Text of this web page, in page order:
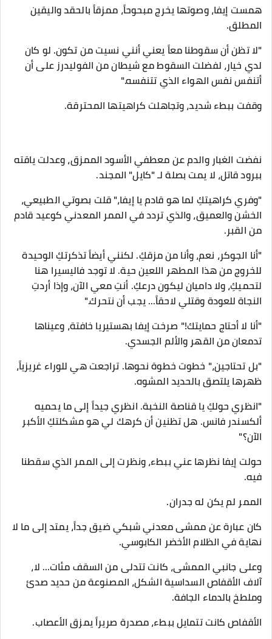
همست إيفا، وصوتها يخرج مبحوحاً، ممزقاً بالحقد واليقين
المطلق.
"لا تظن أن سقوطنا معاً يعني أنني نسيت من تكون. لو كان
لدي خيار، لفضلت السقوط مع شيطان من الفوليدرز على أن
أتنفس نفس الهواء الذي تتنفسه."
​وقفت ببطء شديد، وتجاهلت كراهيتها المحترقة.
نفضت الغبار والدم عن معطفي الأسود الممزق، وعدلت ياقته
ببرود قاتل، لا يمت بصلة لـ "كايل" المجند.
​"وفري كراهيتكِ لما هو قادم يا إيفا،" قلت بصوتي الطبيعي،
الخشن والعميق، والذي تردد في الممر المعدني كوعيد قادم
من القبر.
"أنا الجوكر، نعم، وأنا من مزقكِ. لكنني أيضاً تذكرتكِ الوحيدة
للخروج من هذا المطهر اللعين حية. لا توجد فاليسيرا هنا
لتحميكِ، ولا داميان ليكون درعكِ. أنتِ معي الآن، وإذا أردتِ
النجاة للعودة وقتلي لاحقاً... يجب أن نتحرك."
​"أنا لا أحتاج حمايتك!" صرخت إيفا بهستيريا خافتة، وعيناها
تدمعان من القهر والألم الجسدي.
​"بل تحتاجين،" خطوت خطوة نحوها. تراجعت هي للوراء غريزياً،
ظهرها يلتصق بالحديد المشوه.
"انظري حولكِ يا قناصة النخبة. انظري جيداً إلى ما يحميه
ألكسندر فانس. هل تظنين أن كرهك لي هو مشكلتكِ الأكبر
الآن؟"
​حولت إيفا نظرها عني ببطء، ونظرت إلى الممر الذي سقطنا
فيه.
​الممر لم يكن له جدران.
كان عبارة عن ممشى معدني شبكي ضيق جداً، يمتد إلى ما لا
نهاية في الظلام الأخضر الكابوسي.
وعلى جانبي الممشى، كانت تتدلى من السقف مئات... لا،
آلاف الأقفاص السداسية الشكل، المصنوعة من حديد صدئ
وملطخ بالدماء الجافة.
​الأقفاص كانت تتمايل ببطء، مصدرة صريراً يمزق الأعصاب.